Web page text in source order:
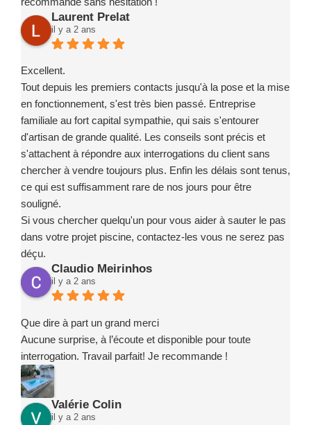
Laurent Prelat
il y a 2 ans
Excellent.
Tout depuis les premiers contacts jusqu'à la pose et la mise
en fonctionnement, s'est très bien passé. Entreprise
familiale au fort capital sympathie, qui sais s'entourer
d'artisan de grande qualité. Les conseils sont précis et
s'attachent à répondre aux interrogations du client sans
chercher à vendre toujours plus. Enfin les délais sont tenus,
ce qui est suffisamment rare de nos jours pour être
souligné.
Si vous chercher quelqu'un pour vous aider à sauter le pas
dans votre projet piscine, contactez-les vous ne serez pas
déçu.
Claudio Meirinhos
il y a 2 ans
Que dire à part un grand merci
Aucune surprise, à l’écoute et disponible pour toute
interrogation. Travail parfait! Je recommande !
Valérie Colin
il y a 2 ans